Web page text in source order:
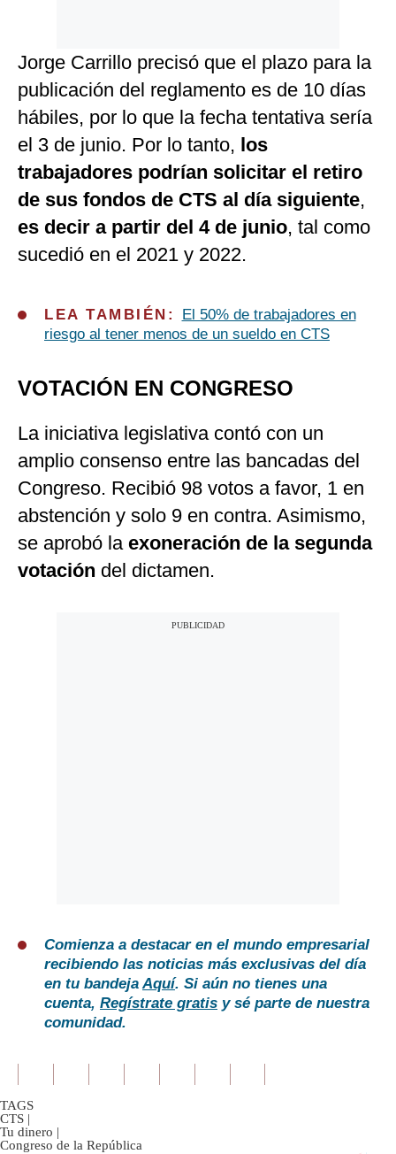
Jorge Carrillo precisó que el plazo para la
publicación del reglamento es de 10 días
hábiles, por lo que la fecha tentativa sería
el 3 de junio. Por lo tanto, los
trabajadores podrían solicitar el retiro
de sus fondos de CTS al día siguiente,
es decir a partir del 4 de junio, tal como
sucedió en el 2021 y 2022.
LEA TAMBIÉN:
El 50% de trabajadores en
riesgo al tener menos de un sueldo en CTS
VOTACIÓN EN CONGRESO
La iniciativa legislativa contó con un
amplio consenso entre las bancadas del
Congreso. Recibió 98 votos a favor, 1 en
abstención y solo 9 en contra. Asimismo,
se aprobó la exoneración de la segunda
votación del dictamen.
Comienza a destacar en el mundo empresarial
recibiendo las noticias más exclusivas del día
en tu bandejaAquí. Si aún no tienes una
cuenta, Regístrate gratis y sé parte de nuestra
comunidad.
TAGS
CTS |
Tu dinero |
Congreso de la República